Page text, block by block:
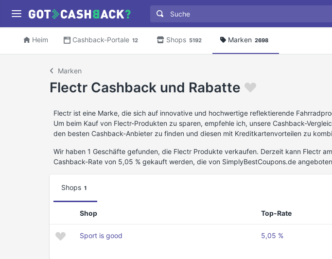
Heim Cashback-Portale 12 Shops 5192 Marken 2698
Marken
Flectr Cashback und Rabatte
Flectr ist eine Marke, die sich auf innovative und hochwertige reflektierende
Um beim Kauf von Flectr-Produkten zu sparen, empfehle ich, unsere Cashback-
den besten Cashback-Anbieter zu finden und diesen mit Kreditkartenvorteilen zu
Wir haben 1 Geschäfte gefunden, die Flectr Produkte verkaufen. Derzeit kann Flectr
Cashback-Rate von 5,05 % gekauft werden, die von SimplyBestCoupons.de
Shops 1
Shop Top-Rate
Sport is good 5,05 %